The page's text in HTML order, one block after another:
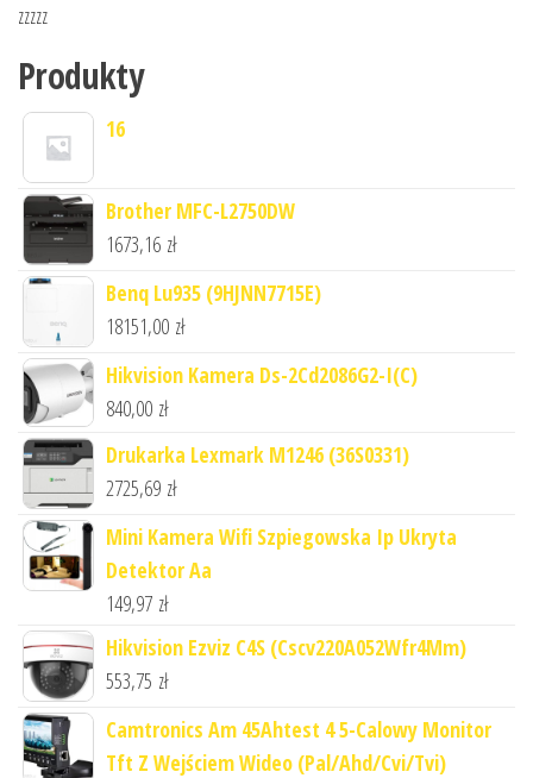
zzzzz
Produkty
16
Brother MFC-L2750DW
1673,16 zł
Benq Lu935 (9HJNN7715E)
18151,00 zł
Hikvision Kamera Ds-2Cd2086G2-I(C)
840,00 zł
Drukarka Lexmark M1246 (36S0331)
2725,69 zł
Mini Kamera Wifi Szpiegowska Ip Ukryta
Detektor Aa
149,97 zł
Hikvision Ezviz C4S (Cscv220A052Wfr4Mm)
553,75 zł
Camtronics Am 45Ahtest 4 5-Calowy Monitor
Tft Z Wejściem Wideo (Pal/Ahd/Cvi/Tvi)